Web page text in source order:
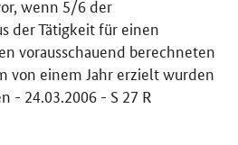
wenn 5/6 der
der Tätigkeit für einen
vorausschauend berechneten
von einem Jahr erzielt wurden
- 24.03.2006 - S 27 R